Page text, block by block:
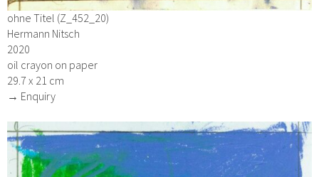
ohne Titel (Z_452_20)
Hermann Nitsch
2020
oil crayon on paper
29.7 x 21 cm
→ Enquiry